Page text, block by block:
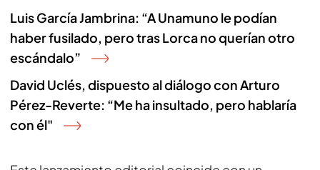
Luis García Jambrina: “A Unamuno le podían
haber fusilado, pero tras Lorca no querían otro
escándalo”
David Uclés, dispuesto al diálogo con Arturo
Pérez-Reverte: “Me ha insultado, pero hablaría
con él"